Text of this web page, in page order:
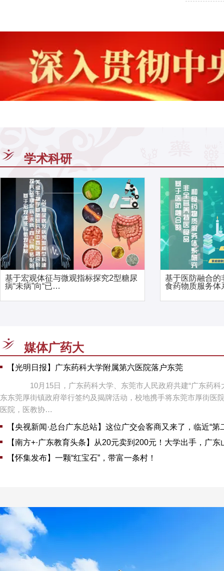
学术科研
基于宏观体征与微观指标探究2型糖尿
病“未病”向“已…
基于医防融合的
食药物质服务体
媒体广药大
【光明日报】广东药科大学附属第六医院落户东莞
10月15日，广东药科大学、东莞市人民政府共建“广东药科
东东莞厚街镇政府举行签约及揭牌活动，校地携手将东莞市厚街医
医院，医教协…
【央视新闻·总台广东总站】这位广交会客商又来了，临近“
【南方+·广东教育头条】从20元卖到200元！大学出手，广
【怀集发布】一颗“红宝石”，带富一条村！